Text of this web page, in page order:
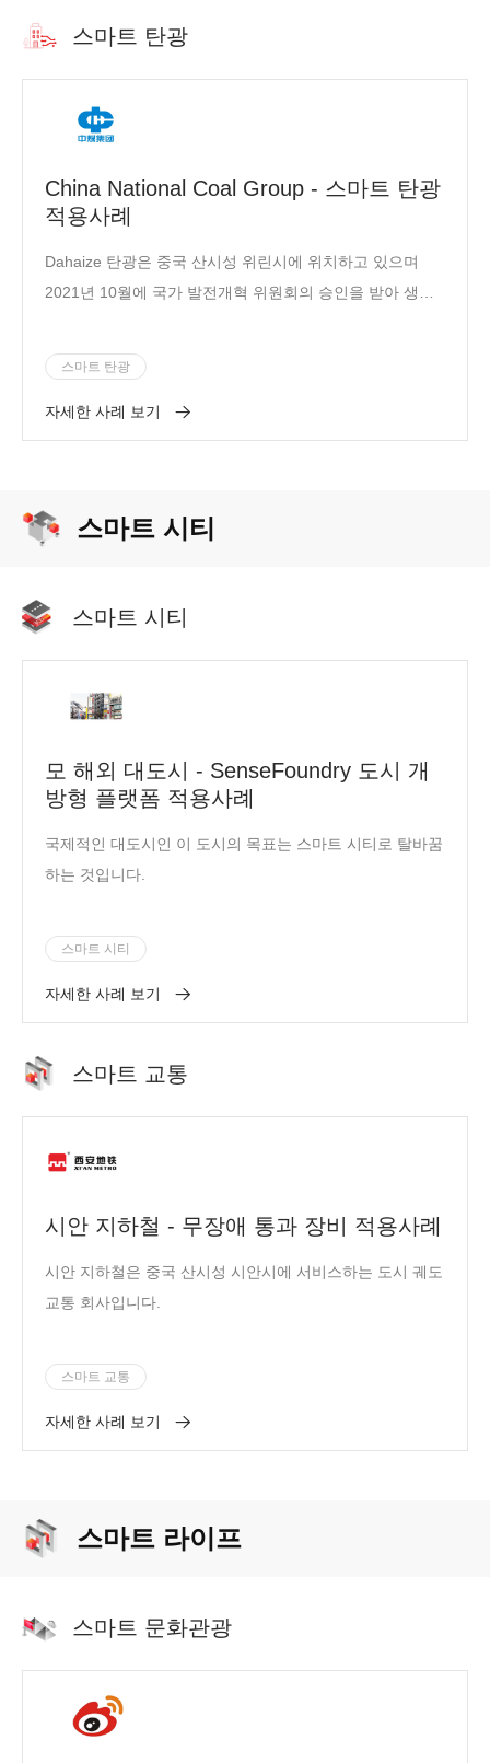
스마트 탄광
China National Coal Group - 스마트 탄광
적용사례
Dahaize 탄광은 중국 산시성 위린시에 위치하고 있으며
2021년 10월에 국가 발전개혁 위원회의 승인을 받아 생산
탄광은 최근 China Coal Group이 건설한 가장 큰 광산이며
China Coal Group이 몽골과 산시에 1억 톤 석탄 기지를 건
설함에 있어서 중요한 버팀목입니다. 국가의 다섯 번째 공
급 보장 탄광으로서 2020년 11월 Dahaize탄광은 국가 최초
다.
스마트 탄광
자세한 사례 보기
스마트 시티
스마트 시티
모 해외 대도시 - SenseFoundry 도시 개
방형 플랫폼 적용사례
국제적인 대도시인 이 도시의 목표는 스마트 시티로 탈바꿈
하는 것입니다.
스마트 시티
자세한 사례 보기
스마트 교통
시안 지하철 - 무장애 통과 장비 적용사례
시안 지하철은 중국 산시성 시안시에 서비스하는 도시 궤도
교통 회사입니다.
스마트 교통
자세한 사례 보기
스마트 라이프
스마트 문화관광